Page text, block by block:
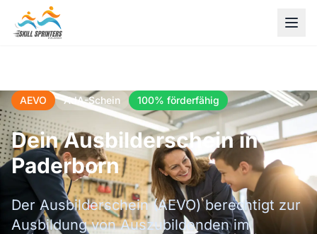
AEVO AdA-Schein 100% förderfähig
Dein Ausbilderschein in
Paderborn
Der Ausbilderschein (AEVO) berechtigt zur
Ausbildung von Auszubildenden im